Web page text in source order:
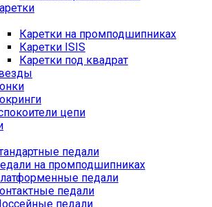
Каретки на промподшипниках
Каретки ISIS
Каретки под квадрат
цепи
педали
на промподшипниках
педали
педали
педали